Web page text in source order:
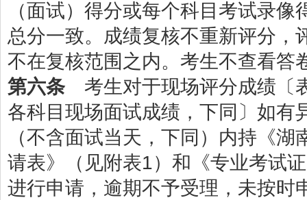
（面试）得分或每个科目考试录
总分一致。成绩复核不重新评分，
不在复核范围之内。考生不查看答
第六条考生对于现场评分成绩〔
各科目现场面试成绩，下同〕如有
（不含面试当天，下同）内持《
请表》（见附表1）和《专业考试
进行申请，逾期不予受理，未按时